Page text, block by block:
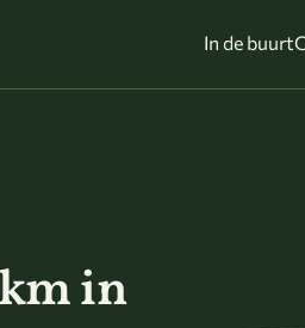
In de buurt
in